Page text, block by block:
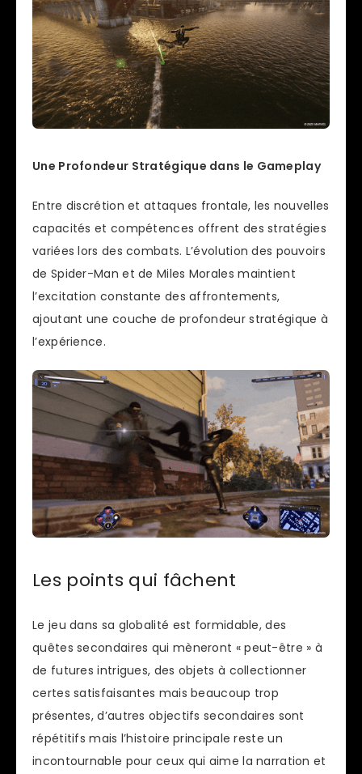
Une Profondeur Stratégique dans le Gameplay
Entre discrétion et attaques frontale, les nouvelles
capacités et compétences offrent des stratégies
variées lors des combats. L’évolution des pouvoirs
de Spider-Man et de Miles Morales maintient
l’excitation constante des affrontements,
ajoutant une couche de profondeur stratégique à
l’expérience.
Les points qui fâchent
Le jeu dans sa globalité est formidable, des
quêtes secondaires qui mèneront « peut-être » à
de futures intrigues, des objets à collectionner
certes satisfaisantes mais beaucoup trop
présentes, d’autres objectifs secondaires sont
répétitifs mais l’histoire principale reste un
incontournable pour ceux qui aime la narration et